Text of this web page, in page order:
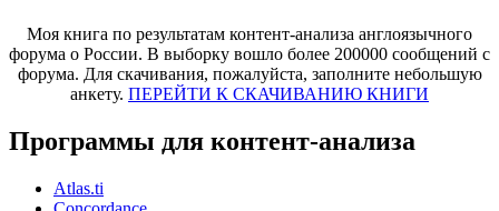
Моя книга по результатам контент-анализа англоязычного
форума о России. В выборку вошло более 200000 сообщений с
форума. Для скачивания, пожалуйста, заполните небольшую
анкету. ПЕРЕЙТИ К СКАЧИВАНИЮ КНИГИ
Программы для контент-анализа
Atlas.ti